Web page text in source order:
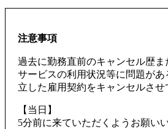
注意事項
過去に勤務直前のキャンセル歴
サービスの利用状況等に問題が
立した雇用契約をキャンセルさせ
【当日】
5分前に来ていただくようお願い